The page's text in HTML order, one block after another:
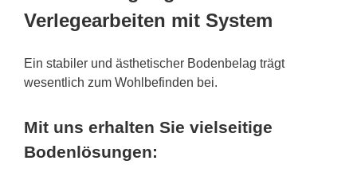
Verlegearbeiten mit System
Ein stabiler und ästhetischer Bodenbelag trägt
wesentlich zum Wohlbefinden bei.
Mit uns erhalten Sie vielseitige
Bodenlösungen: